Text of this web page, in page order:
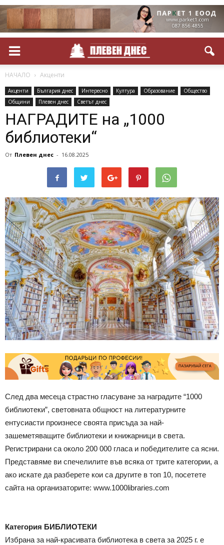
НАЧАЛО Акценти
Акценти България днес Интересно Култура Образование
Общество
Общини
Плевен днес Светът днес
НАГРАДИТЕ на „1000
библиотеки“
От Плевен днес - 16.08.2025
След два месеца страстно гласуване за наградите “1000
библиотеки”, световната общност на литературните
ентусиасти произнесе своята присъда за най-
зашеметяващите библиотеки и книжарници в света.
Регистрирани са около 200 000 гласа и победителите са ясни.
Представяме ви спечелилите във всяка от трите категории, а
ако искате да разберете кои са другите в топ 10, посетете
сайта на организаторите: www.1000libraries.com
Категория БИБЛИОТЕКИ
Избрана за най-красивата библиотека в света за 2025 г. е